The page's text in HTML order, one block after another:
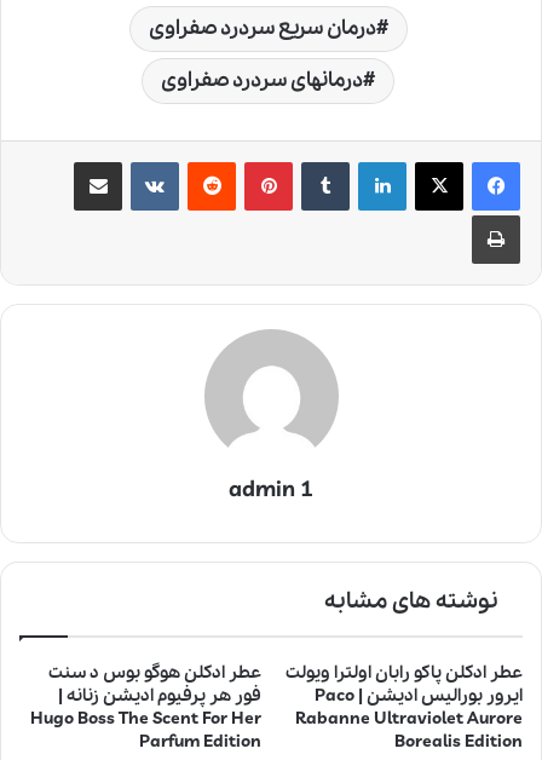
درمان سریع سردرد صفراوی
درمانهای سردرد صفراوی
لینکدین ‫تامبلر ‫پین‌ترست‫رددیت ‫VKontakteاشتراک گذاری از طریق ایمیل
چاپ
admin 1
نوشته های مشابه
عطر ادکلن هوگو بوس د سنت
فور هر پرفیوم ادیشن زنانه |
Hugo Boss The Scent For Her
Parfum Edition
عطر ادکلن پاکو رابان اولترا ویولت
ایرور بورالیس ادیشن | Paco
Rabanne Ultraviolet Aurore
Borealis Edition